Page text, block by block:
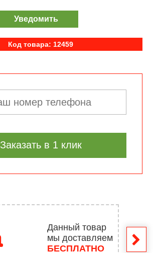
Уведомить
Код товара: 12459
Заказать в 1 клик
Данный товар
мы доставляем
БЕСПЛАТНО